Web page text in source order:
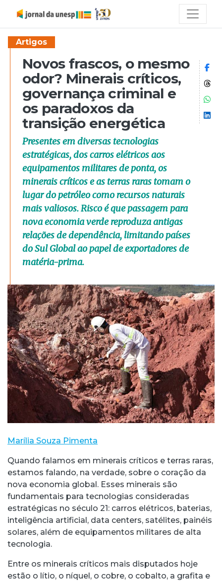
Artigos
Novos frascos, o mesmo
odor? Minerais críticos,
governança criminal e
os paradoxos da
transição energética
Presentes em diversas tecnologias
estratégicas, dos carros elétricos aos
equipamentos militares de ponta, os
minerais críticos e as terras raras tomam o
lugar do petróleo como recursos naturais
mais valiosos. Risco é que passagem para
nova economia verde reproduza antigas
relações de dependência, limitando países
do Sul Global ao papel de exportadores de
matéria-prima.
Marília Souza Pimenta
Quando falamos em minerais críticos e terras raras,
estamos falando, na verdade, sobre o coração da
nova economia global. Esses minerais são
fundamentais para tecnologias consideradas
estratégicas no século 21: carros elétricos, baterias,
inteligência artificial, data centers, satélites, painéis
solares, além de equipamentos militares de alta
tecnologia.
Entre os minerais críticos mais disputados hoje
estão o lítio, o níquel, o cobre, o cobalto, a grafita e